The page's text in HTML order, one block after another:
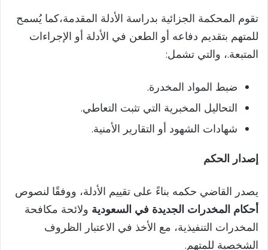
تقوم المحكمة الجزائية بدراسة الأدلة المقدمة،كما يُسمح
للمتهم بتقديم دفاعه أو الطعن في الأدلة أو الإجراءات
المتبعة.، والتي تشمل:
ضبط المواد المخدرة.
التحاليل المخبرية التي تثبت التعاطي.
شهادات الشهود أو التقارير الأمنية.
إصدار الحكم
يصدر القاضي حكمه بناءً على تقييم الأدلة، ووفقًا لنصوص
أحكام المخدرات الجديدة في السعودية ولائحة مكافحة
المخدرات التنفيذية، مع الأخذ في الاعتبار الظروف
الشخصية للمتهم.